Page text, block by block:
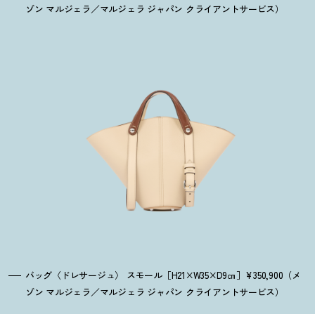
ゾン マルジェラ／マルジェラ ジャパン クライアントサービス）
バッグ〈ドレサージュ〉 スモール［H21×W35×D9㎝］¥350,900（メ
ゾン マルジェラ／マルジェラ ジャパン クライアントサービス）